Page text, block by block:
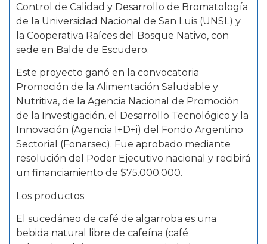
Control de Calidad y Desarrollo de Bromatología
de la Universidad Nacional de San Luis (UNSL) y
la Cooperativa Raíces del Bosque Nativo, con
sede en Balde de Escudero.
Este proyecto ganó en la convocatoria
Promoción de la Alimentación Saludable y
Nutritiva, de la Agencia Nacional de Promoción
de la Investigación, el Desarrollo Tecnológico y la
Innovación (Agencia I+D+i) del Fondo Argentino
Sectorial (Fonarsec). Fue aprobado mediante
resolución del Poder Ejecutivo nacional y recibirá
un financiamiento de $75.000.000.
Los productos
El sucedáneo de café de algarroba es una
bebida natural libre de cafeína (café